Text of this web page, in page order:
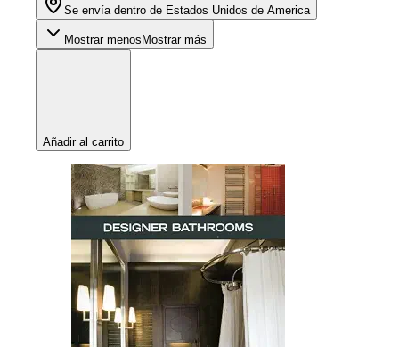
Se envía dentro de Estados Unidos de America
Mostrar menosMostrar más
Añadir al carrito